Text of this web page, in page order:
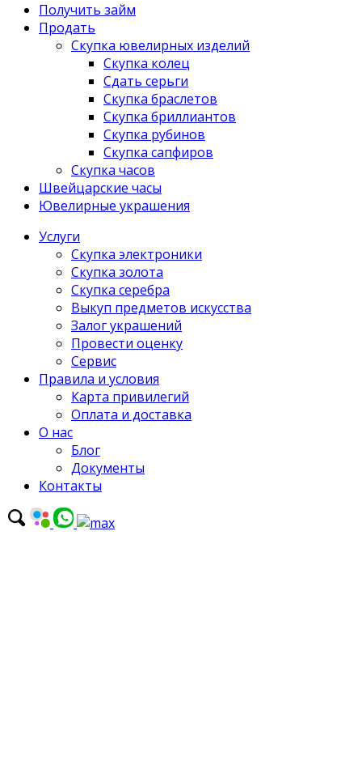
Получить займ
Продать
Скупка ювелирных изделий
Скупка колец
Сдать серьги
Скупка браслетов
Скупка бриллиантов
Скупка рубинов
Скупка сапфиров
Скупка часов
Швейцарские часы
Ювелирные украшения
Услуги
Скупка электроники
Скупка золота
Скупка серебра
Выкуп предметов искусства
Залог украшений
Провести оценку
Сервис
Правила и условия
Карта привилегий
Оплата и доставка
О нас
Блог
Документы
Контакты